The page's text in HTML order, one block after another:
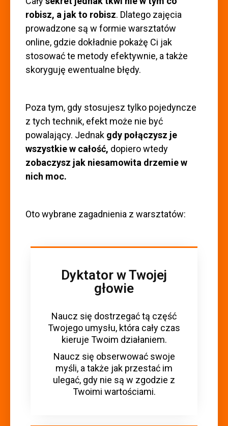
robisz, a jak to robisz. Dlatego zajęcia
prowadzone są w formie warsztatów
online, gdzie dokładnie pokażę Ci jak
stosować te metody efektywnie, a także
skoryguję ewentualne błędy.
Poza tym, gdy stosujesz tylko pojedyncze
z tych technik, efekt może nie być
powalający. Jednak gdy połączysz je
wszystkie w całość, dopiero wtedy
zobaczysz jak niesamowita drzemie w
nich moc.
Oto wybrane zagadnienia z warsztatów:
Dyktator w Twojej
głowie
Naucz się dostrzegać tą część
Twojego umysłu, która cały czas
kieruje Twoim działaniem.
Naucz się obserwować swoje
myśli, a także jak przestać im
ulegać, gdy nie są w zgodzie z
Twoimi wartościami.